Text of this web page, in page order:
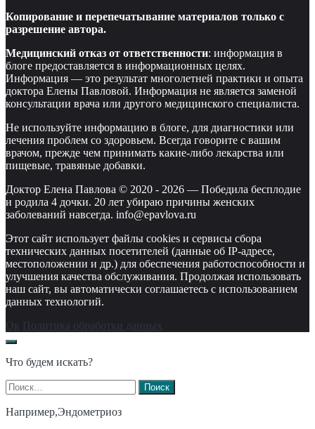
Копирование и перепечатывание материалов только с
разрешение автора.
Медицинский отказ от ответственности: информация в
блоге предоставляется в информационных целях.
Информация — это результат многолетней практики и опыта
доктора Елены Павловой. Информация не является заменой
консультации врача или другого медицинского специалиста.
Не используйте информацию в блоге, для диагностики или
лечения проблем со здоровьем. Всегда говорите с вашим
врачом, прежде чем принимать какие-либо лекарства или
пищевые, травяные добавки.
Доктор Елена Павлова © 2020 - 2026 — Победила бесплодие
и родила 4 дочки. 20 лет убираю причины женских
заболеваний навсегда. info@epavlova.ru
Этот сайт использует файлы cookies и сервисы сбора
технических данных посетителей (данные об IP-адресе,
местоположении и др.) для обеспечения работоспособности и
улучшения качества обслуживания. Продолжая использовать
наш сайт, вы автоматически соглашаетесь с использованием
данных технологий.
Ок Политика обработки данных
Что будем искать?
Найти:
Например,Эндометриоз